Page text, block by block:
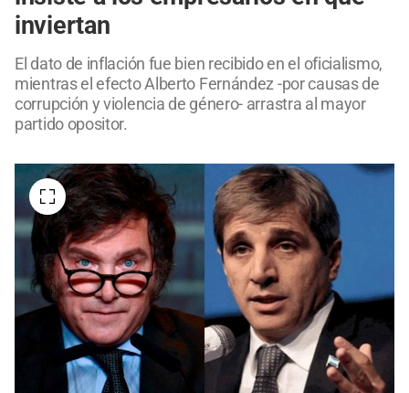
inviertan
El dato de inflación fue bien recibido en el oficialismo,
mientras el efecto Alberto Fernández -por causas de
corrupción y violencia de género- arrastra al mayor
partido opositor.